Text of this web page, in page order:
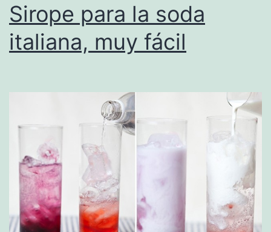
Sirope para la soda
italiana, muy fácil